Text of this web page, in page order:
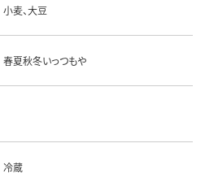
小麦、大豆
春夏秋冬いっつもや
冷蔵